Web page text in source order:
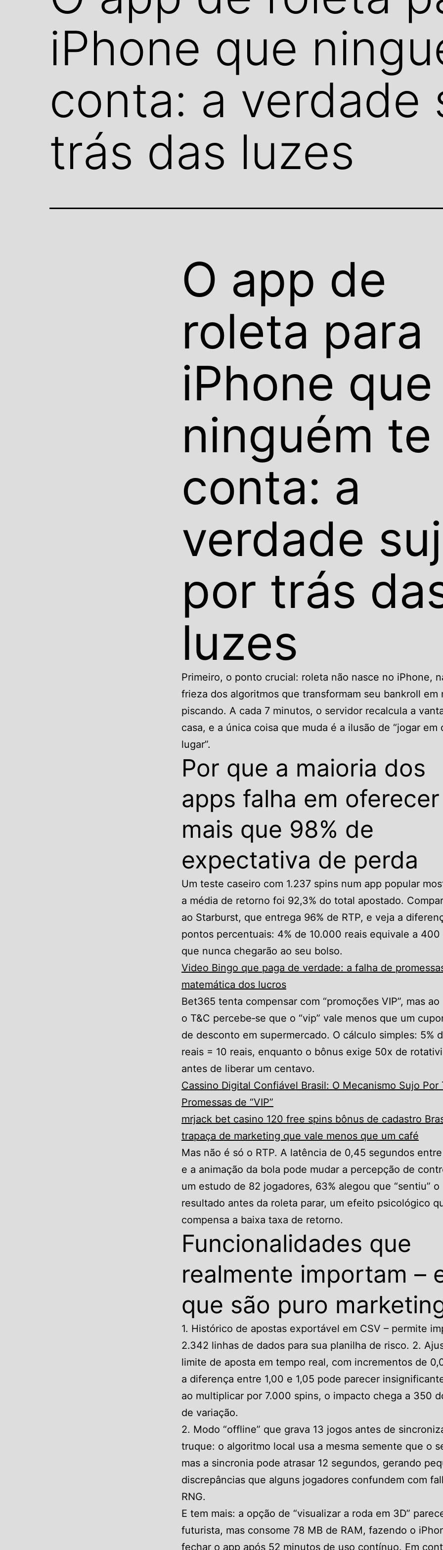
iPhone que
conta: a verdade
trás das luzes
O app de
roleta para
iPhone que
ninguém te
conta: a
verdade
por trás
luzes
Primeiro, o ponto crucial: roleta não nasce no iPhone,
frieza dos algoritmos que transformam seu bankroll em
piscando. A cada 7 minutos, o servidor recalcula a
casa, e a única coisa que muda é a ilusão de “jogar em
lugar”.
Por que a maioria dos
apps falha em oferecer
mais que 98% de
expectativa de perda
Um teste caseiro com 1.237 spins num app popular
a média de retorno foi 92,3% do total apostado.
ao Starburst, que entrega 96% de RTP, e veja a
pontos percentuais: 4% de 10.000 reais equivale a 400
que nunca chegarão ao seu bolso.
Video Bingo que paga de verdade: a falha de
matemática dos lucros
Bet365 tenta compensar com “promoções VIP”, mas ao
o T&C percebe‑se que o “vip” vale menos que um
de desconto em supermercado. O cálculo simples: 5%
reais = 10 reais, enquanto o bônus exige 50x de
antes de liberar um centavo.
Cassino Digital Confiável Brasil: O Mecanismo Sujo Por
Promessas de “VIP”
mrjack bet casino 120 free spins bônus de cadastro
trapaça de marketing que vale menos que um café
Mas não é só o RTP. A latência de 0,45 segundos
e a animação da bola pode mudar a percepção de
um estudo de 82 jogadores, 63% alegou que “sentiu” o
resultado antes da roleta parar, um efeito psicológico
compensa a baixa taxa de retorno.
Funcionalidades que
realmente importam –
que são puro
1. Histórico de apostas exportável em CSV – permite
2.342 linhas de dados para sua planilha de risco. 2.
limite de aposta em tempo real, com incrementos de
a diferença entre 1,00 e 1,05 pode parecer
ao multiplicar por 7.000 spins, o impacto chega a 350
de variação.
2. Modo “offline” que grava 13 jogos antes de
truque: o algoritmo local usa a mesma semente que o
mas a sincronia pode atrasar 12 segundos, gerando
discrepâncias que alguns jogadores confundem com
RNG.
E tem mais: a opção de “visualizar a roda em 3D”
futurista, mas consome 78 MB de RAM, fazendo o
fechar o app após 52 minutos de uso contínuo. Em